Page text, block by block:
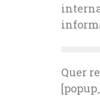
Quer